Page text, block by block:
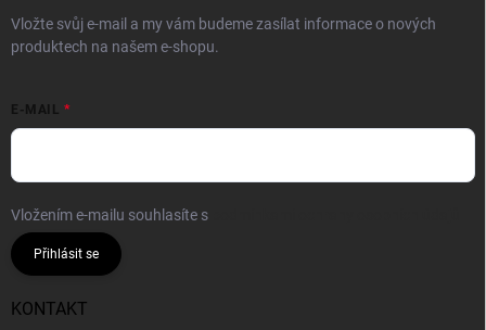
Vložte svůj e-mail a my vám budeme zasílat informace o nových
produktech na našem e-shopu.
E-MAIL
Vložením e-mailu souhlasíte s
Přihlásit se
KONTAKT